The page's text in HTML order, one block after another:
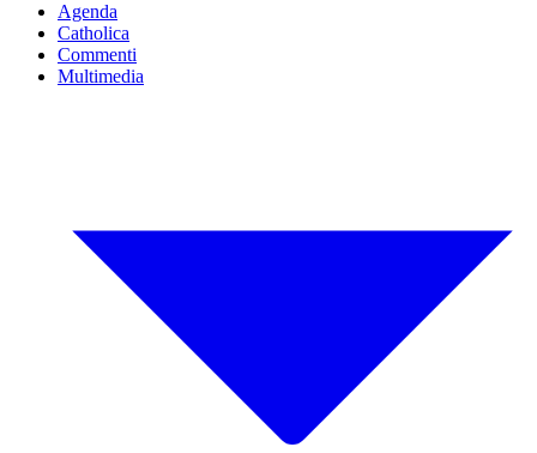
Agenda
Catholica
Commenti
Multimedia